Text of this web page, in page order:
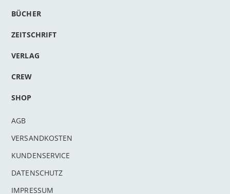
BÜCHER
ZEITSCHRIFT
VERLAG
CREW
SHOP
AGB
VERSANDKOSTEN
KUNDENSERVICE
DATENSCHUTZ
IMPRESSUM